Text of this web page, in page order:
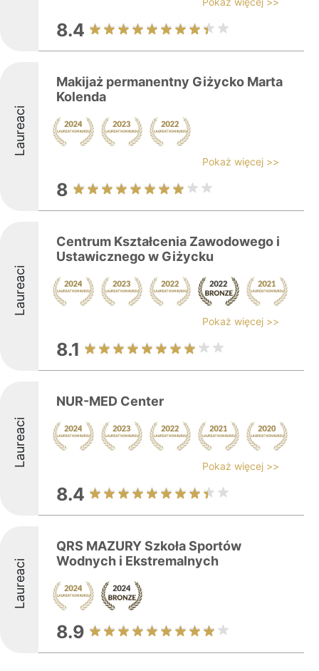
8.4
Laureaci
Makijaż permanentny Giżycko Marta
Kolenda
Pokaż więcej >>
8
Laureaci
Centrum Kształcenia Zawodowego i
Ustawicznego w Giżycku
Pokaż więcej >>
8.1
Laureaci
NUR-MED Center
Pokaż więcej >>
8.4
Laureaci
QRS MAZURY Szkoła Sportów
Wodnych i Ekstremalnych
8.9